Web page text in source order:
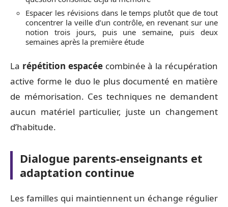
Espacer les révisions dans le temps plutôt que de tout
concentrer la veille d’un contrôle, en revenant sur une
notion trois jours, puis une semaine, puis deux
semaines après la première étude
La répétition espacéecombinée à la récupération
active forme le duo le plus documenté en matière
de mémorisation. Ces techniques ne demandent
aucun matériel particulier, juste un changement
d’habitude.
Dialogue parents-enseignants et
adaptation continue
Les familles qui maintiennent un échange régulier